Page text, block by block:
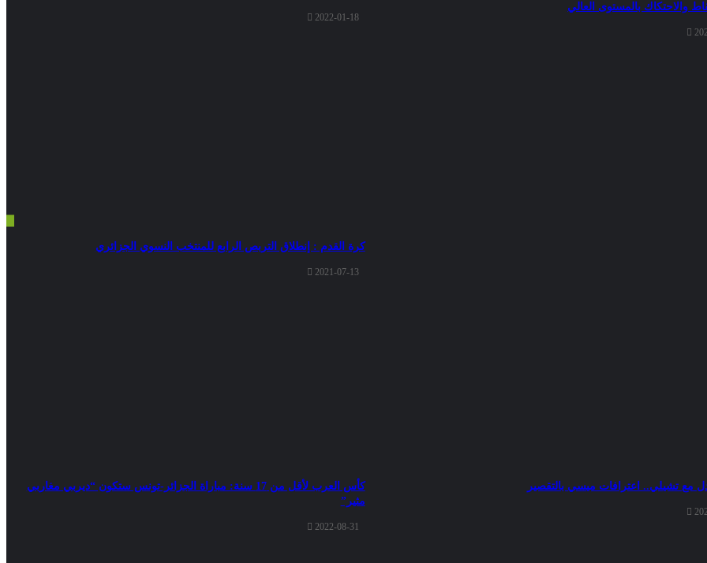
2022-01-18
والاحتكاك بالمستوى العالي
كرة القدم : إنطلاق التربص الرابع للمنتخب النسوي الجزائري
2021-07-13
كأس العرب لأقل من 17 سنة: مباراة الجزائر-تونس ستكون “ديربي مغاربي
مثير”
2022-08-31
مع تشيلي.. اعترافات ميسي بالتقصير